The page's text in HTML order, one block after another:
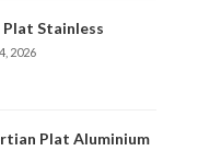
Plat Stainless
2026
Plat Aluminium